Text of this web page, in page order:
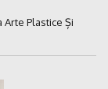
Arte Plastice Și